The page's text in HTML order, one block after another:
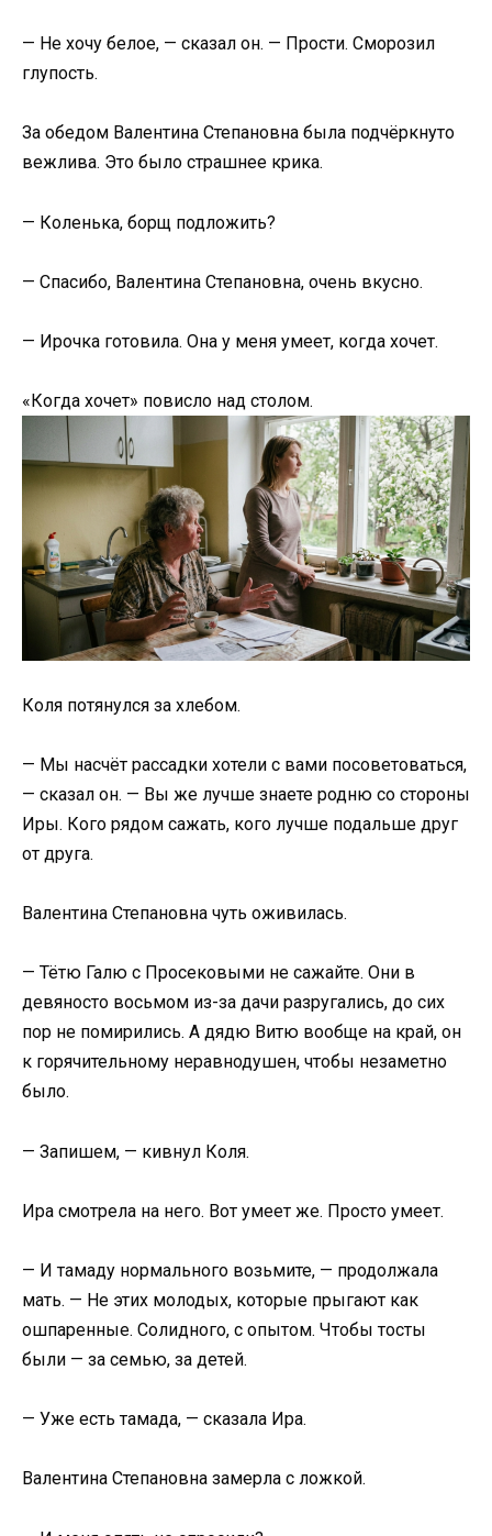
— Не хочу белое, — сказал он. — Прости. Сморозил
глупость.
За обедом Валентина Степановна была подчёркнуто
вежлива. Это было страшнее крика.
— Коленька, борщ подложить?
— Спасибо, Валентина Степановна, очень вкусно.
— Ирочка готовила. Она у меня умеет, когда хочет.
«Когда хочет» повисло над столом.
Коля потянулся за хлебом.
— Мы насчёт рассадки хотели с вами посоветоваться,
— сказал он. — Вы же лучше знаете родню со стороны
Иры. Кого рядом сажать, кого лучше подальше друг
от друга.
Валентина Степановна чуть оживилась.
— Тётю Галю с Просековыми не сажайте. Они в
девяносто восьмом из-за дачи разругались, до сих
пор не помирились. А дядю Витю вообще на край, он
к горячительному неравнодушен, чтобы незаметно
было.
— Запишем, — кивнул Коля.
Ира смотрела на него. Вот умеет же. Просто умеет.
— И тамаду нормального возьмите, — продолжала
мать. — Не этих молодых, которые прыгают как
ошпаренные. Солидного, с опытом. Чтобы тосты
были — за семью, за детей.
— Уже есть тамада, — сказала Ира.
Валентина Степановна замерла с ложкой.